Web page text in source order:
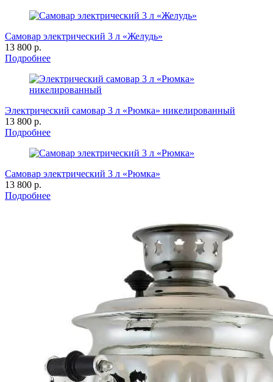
Самовар электрический 3 л «Желудь»
13 800 р.
Подробнее
Электрический самовар 3 л «Рюмка» никелированный
13 800 р.
Подробнее
Самовар электрический 3 л «Рюмка»
13 800 р.
Подробнее